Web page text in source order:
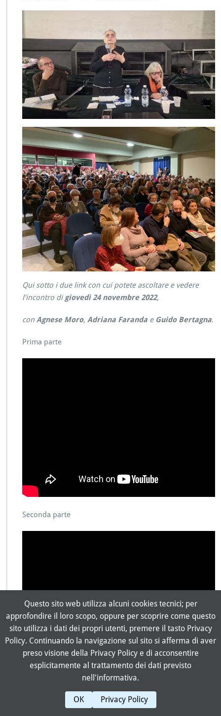
Qui sotto i due link con cui potete ascoltare e vedere
l’incontro digiovedì 24 novembre 2022,
con Agnese Moro, Adriana Faranda e Guido Bertagna.
Prima parte
Seconda parte
Questo sito web utilizza alcuni cookies tecnici; per
approfondire il loro scopo, oppure per scoprire come questo
sito utilizza i dati dei propri utenti, premere il tasto Privacy
Policy. Continuando la navigazione sul sito si afferma di aver
preso visione della Privacy Policy e di acconsentire
esplicitamente al trattamento dei dati previsto
nell'informativa.
OK Privacy Policy